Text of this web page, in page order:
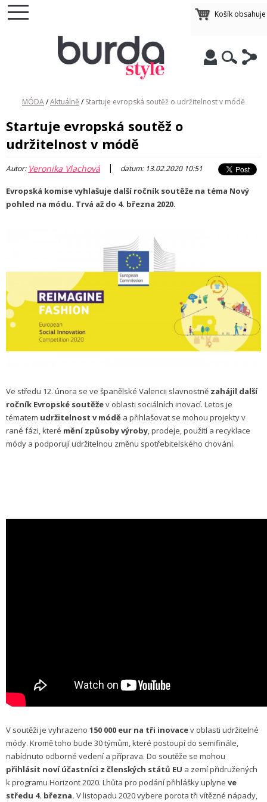
Košík obsahuje
MÓDA/Aktuálně / Startuje evropská soutěž o udržitelnost v módě
Startuje evropská soutěž o
udržitelnost v módě
Autor: Veronika Vlachová | datum: 13.02.2020 10:51
Evropská komise vyhlašuje další ročník soutěže na téma Nový
pohled na módu. Trvá až do 4. března 2020.
Ve středu 12. února se ve španělské Valencii slavnostně zahájil další
ročník Evropské soutěžev oblasti sociálních inovací. Letos je
tématem udržitelnost v módě a přihlašovat se mohou projekty v
rané fázi, které mění způsoby výroby, prodeje, použití a recyklace
módy a podporují udržitelnou změnu spotřebitelského chování.
V soutěži je vyhrazeno 150 000 eur na tři inovacev oblasti udržitelné
módy. Kromě toho bude 30 týmům, které postoupí do semifinále,
nabídnuto odborné vedení a příprava. Do soutěže se mohou
přihlásit noví účastníci z členských států EU a zemí přidružených
k programu Horizont 2020. Lhůta pro podání přihlášky uplyne ve
středu 4. března. V listopadu 2020 vybere porota tři vítězné nápady,